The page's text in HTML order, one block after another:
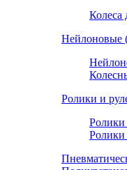
Колеса
Нейлоновые
Ролики и
Ролики
Ролики